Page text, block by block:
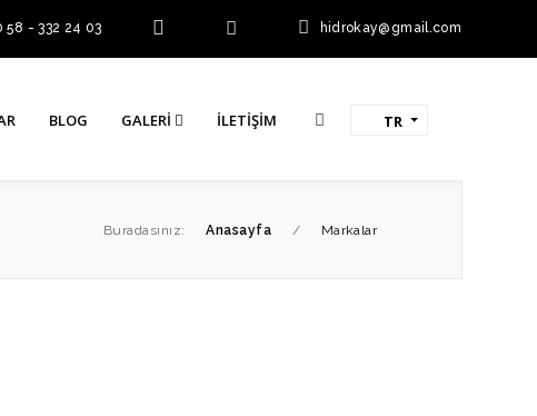
58 - 332 24 03 hidrokay@gmail.com
BLOG GALERI İLETIŞIM TR
Buradasınız: Anasayfa / Markalar